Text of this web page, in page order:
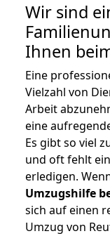
Wir sind
Ihnen
Eine
Vielzahl von
Arbeit
eine
Es gibt so viel
und oft fehlt
erledigen.
Umzugshilfe
sich auf einen
Umzug von